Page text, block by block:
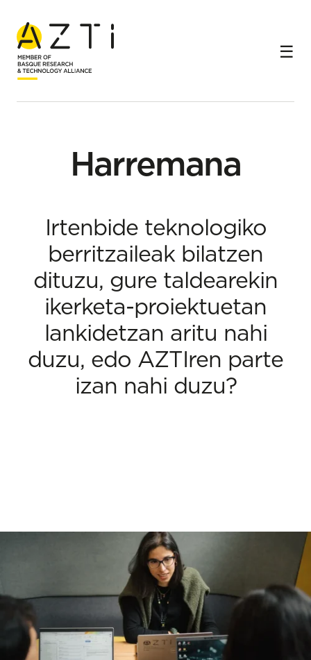
Hasiera Harremana
Harremana
Irtenbide teknologiko
berritzaileak bilatzen
dituzu, gure taldearekin
ikerketa-proiektuetan
lankidetzan aritu nahi
duzu, edo AZTIren parte
izan nahi duzu?